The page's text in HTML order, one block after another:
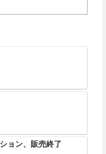
ョン、販売終了